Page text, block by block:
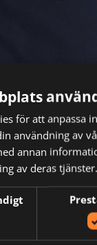
för att anpassa
användning av
annan
av deras tjänster.